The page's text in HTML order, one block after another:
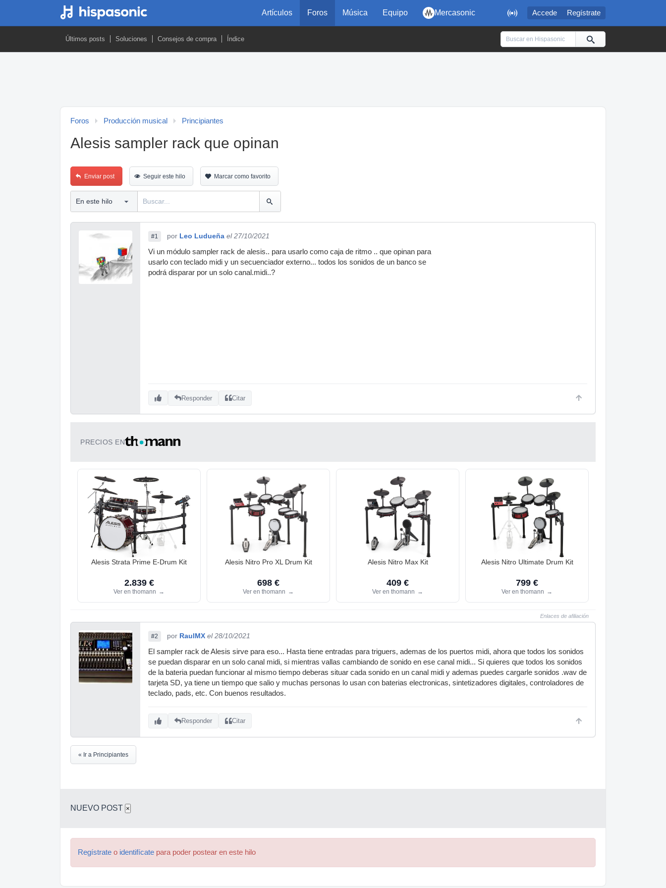
 Accede Regístrate
Artículos Foros Música Equipo Mercasonic
Últimos posts Soluciones Consejos de compra Índice
Foros Producción musical Principiantes
Alesis sampler rack que opinan
Enviar post Seguir este hilo Marcar como favorito
#1 por Leo Ludueña el 27/10/2021
Vi un módulo sampler rack de alesis.. para usarlo como caja de ritmo .. que opinan para
usarlo con teclado midi y un secuenciador externo... todos los sonidos de un banco se
podrá disparar por un solo canal.midi..?
Responder Citar
PRECIOS EN
Alesis Strata Prime E-Drum Kit
2.839 €
Ver en thomann →
Alesis Nitro Pro XL Drum Kit
698 €
Ver en thomann →
Alesis Nitro Max Kit
409 €
Ver en thomann →
Alesis Nitro Ultimate Drum Kit
799 €
Ver en thomann →
Enlaces de afiliación
#2 por RaulMX el 28/10/2021
El sampler rack de Alesis sirve para eso... Hasta tiene entradas para triguers, ademas de los puertos midi, ahora que todos los sonidos
se puedan disparar en un solo canal midi, si mientras vallas cambiando de sonido en ese canal midi... Si quieres que todos los sonidos
de la bateria puedan funcionar al mismo tiempo deberas situar cada sonido en un canal midi y ademas puedes cargarle sonidos .wav de
tarjeta SD, ya tiene un tiempo que salio y muchas personas lo usan con baterias electronicas, sintetizadores digitales, controladores de
teclado, pads, etc. Con buenos resultados.
Responder Citar
« Ir a Principiantes
NUEVO POST ×
Regístrate o identifícate para poder postear en este hilo